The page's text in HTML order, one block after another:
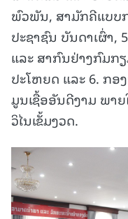
ພົວພັນ, ສາມັກຄີແບ
ປະຊາຊົນ ບັນດາເຜົ່າ,
ແລະ ສາກົນຢ່າງກົມ
ປະໂຫຍດ ແລະ 6. ກອ
ມູນເຊື້ອອັນດີງາມ ພາ
ວິໄນເຂັ້ມງວດ.